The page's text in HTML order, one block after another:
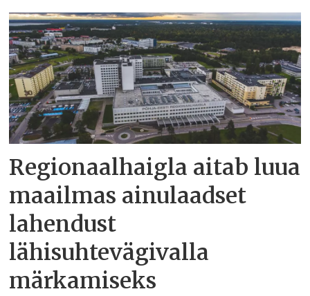
Regionaalhaigla aitab luua
maailmas ainulaadset
lahendust
lähisuhtevägivalla
märkamiseks